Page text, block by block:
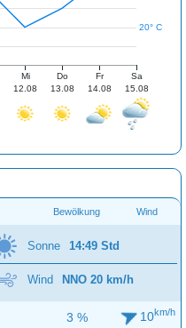
Mi
12.08
Do
13.08
Fr
14.08
Sa
15.08
20° C
Bewölkung Wind
Sonne 14:49 Std
Wind NNO 20 km/h
3 % 10km/h